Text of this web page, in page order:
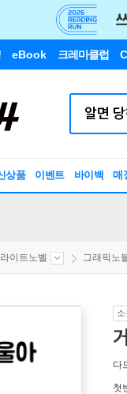
eBook 크레마클럽
상품 이벤트 바이백 매
이트노벨 그래픽노
다
첫